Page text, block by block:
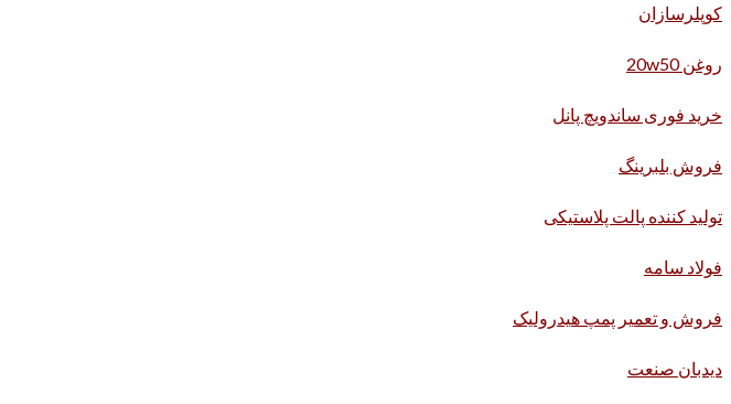
کوپلرسازان
روغن 20w50
خرید فوری ساندویچ پانل
فروش بلبرینگ
تولید کننده پالت پلاستیکی
فولاد سامه
فروش و تعمیر پمپ هیدرولیک
دیدبان صنعت